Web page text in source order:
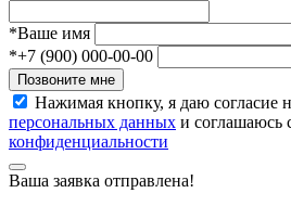
*Ваше имя
*+7 (900) 000-00-00
Позвоните мне
Нажимая кнопку, я даю согласие
персональных данных и соглашаюсь
конфиденциальности
Ваша заявка отправлена!